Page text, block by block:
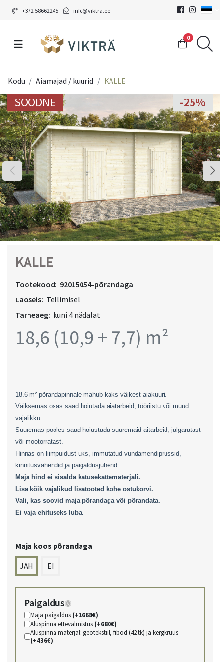
+372 58662245 info@viktra.ee
0
Kodu Aiamajad / kuurid KALLE
SOODNE -25%
SOODNE -25%
KALLE
Tootekood: 92015054-põrandaga
Laoseis: Tellimisel
Tarneaeg: kuni 4 nädalat
18,6 (10,9 + 7,7) m²
18,6 m² põrandapinnale mahub kaks väikest aiakuuri.
Väiksemas osas saad hoiutada aiatarbeid, tööriistu või muud
vajalikku.
Suuremas pooles saad hoiustada suuremaid aitarbeid, jalgaratast
või mootorratast.
Hinnas on liimpuidust uks, immutatud vundamendiprussid,
kinnitusvahendid ja paigaldusjuhend.
Maja hind ei sisalda katusekattematerjali.
Lisa kõik vajalikud lisatooted kohe ostukorvi.
Vali, kas soovid maja põrandaga või põrandata.
Ei vaja ehituseks luba.
Maja koos põrandaga
JAH EI
Paigaldus
Maja paigaldus (+1668€)
Aluspinna ettevalmistus (+680€)
Aluspinna materjal: geotekstiil, fibod (42 tk) ja kergkruus
(+436€)